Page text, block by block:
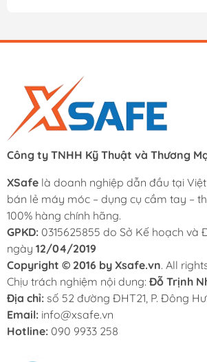
Công ty TNHH Kỹ Thuật và Thương
XSafe là doanh nghiệp dẫn đầu tại
bán lẻ máy móc – dụng cụ cầm tay –
100% hàng chính hãng.
GPKD: 0315625855 do Sở Kế hoạch và
ngày 12/04/2019
Copyright © 2016 by Xsafe.vn. All
Chịu trách nghiệm nội dung: Đỗ Trịnh
Địa chỉ: số 52 đường ĐHT21, P. Đông
Email: info@xsafe.vn
Hotline: 090 9933 258